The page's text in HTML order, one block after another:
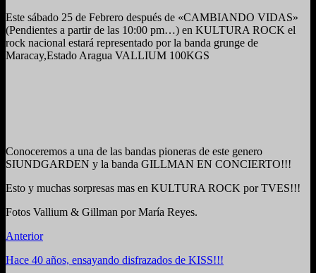
Este sábado 25 de Febrero después de «CAMBIANDO VIDAS»
(Pendientes a partir de las 10:00 pm…) en KULTURA ROCK el
rock nacional estará representado por la banda grunge de
Maracay,Estado Aragua VALLIUM 100KGS
Conoceremos a una de las bandas pioneras de este genero
SIUNDGARDEN y la banda GILLMAN EN CONCIERTO!!!
Esto y muchas sorpresas mas en KULTURA ROCK por TVES!!!
Fotos Vallium & Gillman por María Reyes.
Anterior
Hace 40 años, ensayando disfrazados de KISS!!!